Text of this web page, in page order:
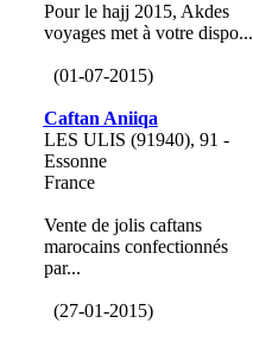
Pour le hajj 2015, Akdes
voyages met à votre dispo...
(01-07-2015)
Caftan Aniiqa
LES ULIS (91940), 91 -
Essonne
France
Vente de jolis caftans
marocains confectionnés
par...
(27-01-2015)